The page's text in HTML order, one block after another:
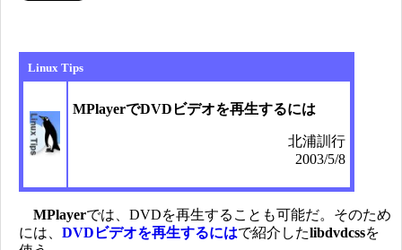
Linux Tips
MPlayerでDVDビデオを再生するには
北浦訓行
2003/5/8
MPlayerでは、DVDを再生することも可能だ。そのため
には、 DVDビデオを再生するにはで紹介したlibdvdcssを